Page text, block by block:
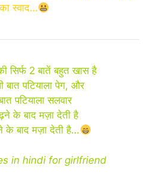
स्वाद…
सिर्फ 2 बातें बहुत खास है
बात पटियाला पेग, और
पटियाला सलवार
के बाद मज़ा देती है
के बाद मज़ा देती है…
in hindi for girlfriend